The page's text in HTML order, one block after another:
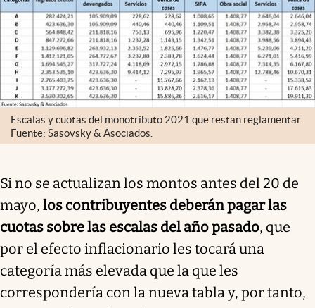
Escalas y cuotas del monotributo 2021 que restan reglamentar.
Fuente: Sasovsky & Asociados.
Si no se actualizan los montos antes del 20 de
mayo, los contribuyentes deberán pagar las
cuotas sobre las escalas del año pasado, que
por el efecto inflacionario les tocará una
categoría más elevada que la que les
correspondería con la nueva tabla y, por tanto,